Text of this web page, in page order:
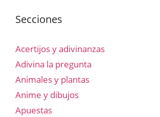
Secciones
Acertijos y adivinanzas
Adivina la pregunta
Animales y plantas
Anime y dibujos
Apuestas